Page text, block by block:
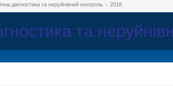
діагностика та неруйнівний контроль 2018
та